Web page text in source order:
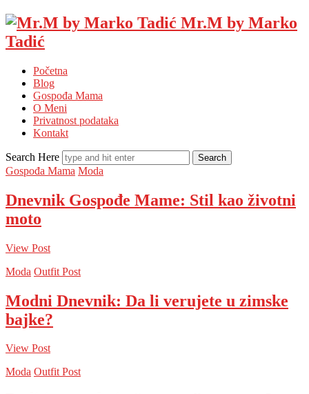
Mr.M by Marko
Tadić
Početna
Blog
Gospođa Mama
O Meni
Privatnost podataka
Kontakt
Search Here
Gospođa Mama Moda
Dnevnik Gospođe Mame: Stil kao životni
moto
View Post
Moda Outfit Post
Modni Dnevnik: Da li verujete u zimske
bajke?
View Post
Moda Outfit Post